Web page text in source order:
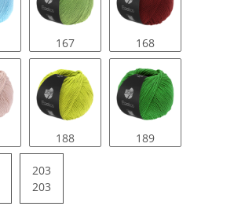
167 168
188 189
203
203